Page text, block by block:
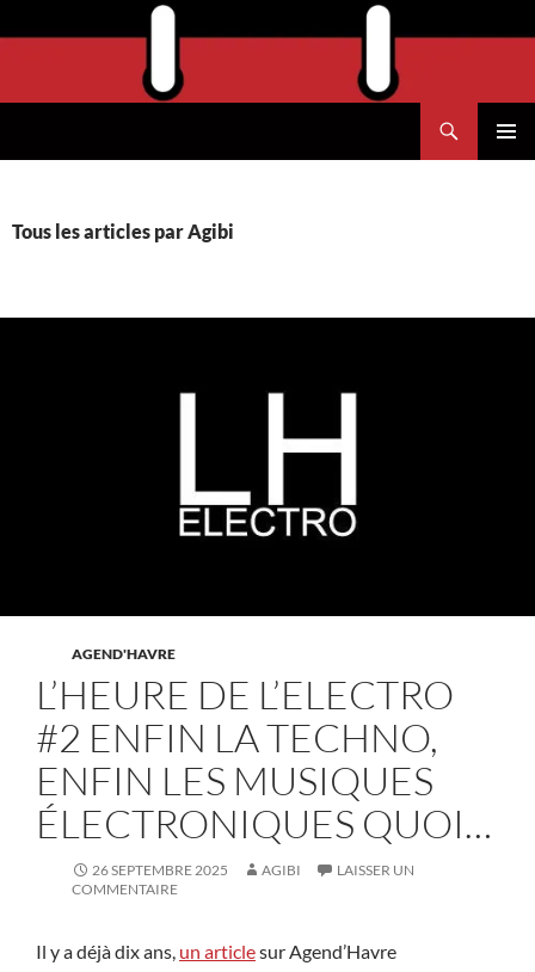
au
Tous les articles par Agibi
AGEND'HAVRE
L’HEURE DE L’ELECTRO
#2 ENFIN LA TECHNO,
ENFIN LES MUSIQUES
ÉLECTRONIQUES QUOI…
26 SEPTEMBRE 2025 AGIBI
LAISSER UN
COMMENTAIRE
Il y a déjà dix ans, un articlesur Agend’Havre